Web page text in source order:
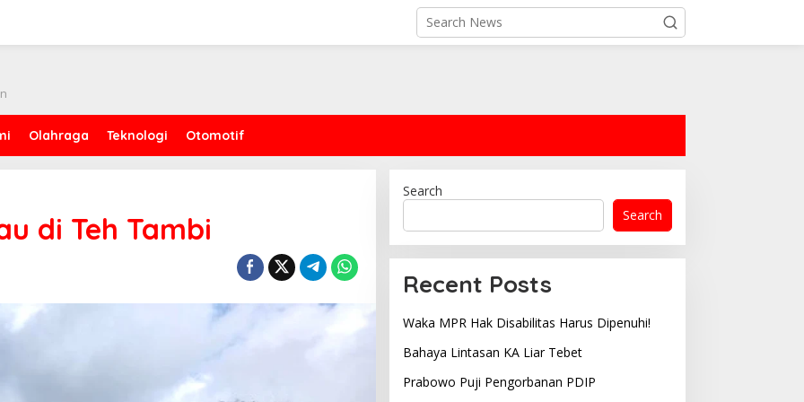
Olahraga Teknologi Otomotif
di Teh Tambi
Search
Search
Recent Posts
Waka MPR Hak Disabilitas Harus Dipenuhi!
Bahaya Lintasan KA Liar Tebet
Prabowo Puji Pengorbanan PDIP